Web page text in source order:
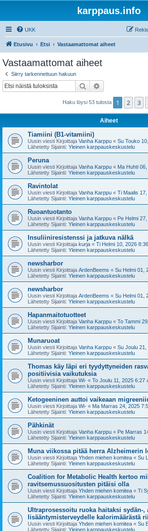
karppaus.info
UKK
Etusivu Etsi Vastaamattomat aiheet
Vastaamattomat aiheet
Siirry tarkennettuun hakuun
Etsi
Haku löysi 53 tulosta 1 2 3
Aiheet
Tiamiini (B1-vitamiini)
Uusin viesti Kirjoittaja Vanha Karppu « Su Touko
Lähetetty Sijainti: Yleinen karppauskeskustelu
Peruna
Uusin viesti Kirjoittaja Vanha Karppu « Ma Huhti
Lähetetty Sijainti: Yleinen karppauskeskustelu
Ravintolat
Uusin viesti Kirjoittaja Vanha Karppu « Ti Maalis
Lähetetty Sijainti: Yleinen karppauskeskustelu
Ruoantuotanto
Uusin viesti Kirjoittaja Vanha Karppu « Pe Helmi
Lähetetty Sijainti: Yleinen karppauskeskustelu
Insuliiniresistenssi ja jatkuva nälkä
Uusin viesti Kirjoittaja kurja « Ti Helmi 10, 2026
Lähetetty Sijainti: Yleinen karppauskeskustelu
newsharbor
Uusin viesti Kirjoittaja ArdenBeems « Su Helmi 01,
Lähetetty Sijainti: Yleinen karppauskeskustelu
newsharbor
Uusin viesti Kirjoittaja ArdenBeems « Su Helmi 01,
Lähetetty Sijainti: Yleinen karppauskeskustelu
Hapanmaitotuotteet
Uusin viesti Kirjoittaja Vanha Karppu « To Tammi
Lähetetty Sijainti: Yleinen karppauskeskustelu
Munaruoat
Uusin viesti Kirjoittaja Vanha Karppu « Su Joulu 21,
Lähetetty Sijainti: Yleinen karppauskeskustelu
Thomas käy läpi eri tyydyttyneiden
positiivisia vaikutuksia
Uusin viesti Kirjoittaja Wi- « To Joulu 11, 2025 6:27
Lähetetty Sijainti: Yleinen karppauskeskustelu
Ketogeeninen auttoi vaikeaan
Uusin viesti Kirjoittaja Wi- « Ma Marras 24, 2025
Lähetetty Sijainti: Yleinen karppauskeskustelu
Pähkinät
Uusin viesti Kirjoittaja Vanha Karppu « Pe Marras
Lähetetty Sijainti: Yleinen karppauskeskustelu
Muna viikossa pitää herra Alzheimerin
Uusin viesti Kirjoittaja Yhden miehen komitea « Su
Lähetetty Sijainti: Yleinen karppauskeskustelu
Coalition for Metabolic Health kertoo
ravitsemussuositusten pitäisi olla
Uusin viesti Kirjoittaja Yhden miehen komitea « Ti
Lähetetty Sijainti: Yleinen karppauskeskustelu
Ultraprosessoitu ruoka haitaksi sydän-,
lisääntymisterveydelle kalorimäärästä
Uusin viesti Kirjoittaja Yhden miehen komitea « Su
Lähetetty Sijainti: Yleinen karppauskeskustelu